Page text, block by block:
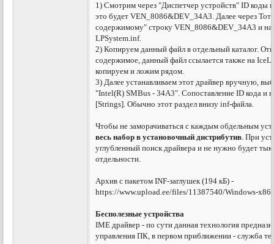
1) Смотрим через "Диспетчер устройств" ID коды
это будет VEN_8086&DEV_34A3. Далее через
содержимому" строку VEN_8086&DEV_34A3 и
LPSystem.inf.
2) Копируем данный файл в отдельный каталог.
содержимое, данный файл ссылается также на
копируем и ложим рядом.
3) Далее устанавливаем этот драйвер вручную,
"Intel(R) SMBus - 34A3". Сопоставление ID кода и
[Strings]. Обычно этот раздел внизу inf-файла.
Чтобы не заморачиваться с каждым обдельным
весь набор в установочный дистрибутив. При
углубленный поиск драйвера и не нужно будет
отдельности.
Архив с пакетом INF-заглушек (194 кБ) -
https://www.upload.ee/files/11387540/Windows-
Бесполезные устройства
IME драйвер - по сути данная технология
управления ПК, в первом приближении - служба